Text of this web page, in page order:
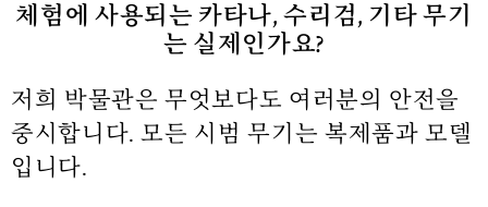
체험에 사용되는 카타나, 수리검, 기타 무기
는 실제인가요?
저희 박물관은 무엇보다도 여러분의 안전을
중시합니다. 모든 시범 무기는 복제품과 모델
입니다.